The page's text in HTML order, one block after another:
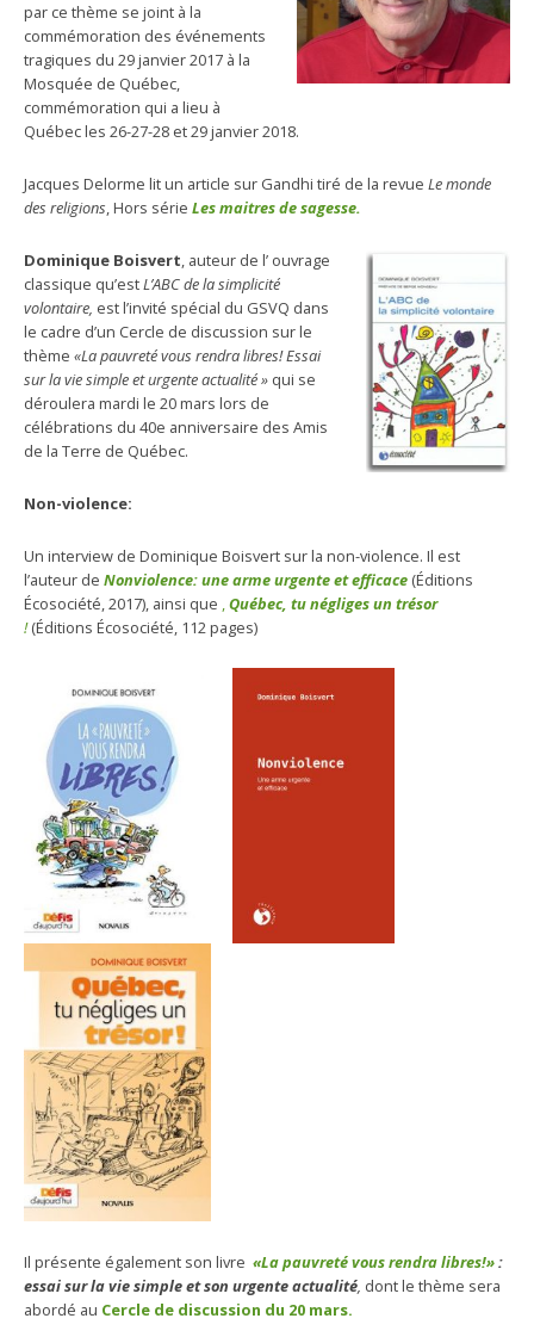
par ce thème se joint à la
commémoration des événements
tragiques du 29 janvier 2017 à la
Mosquée de Québec,
commémoration qui a lieu à
Québec les 26-27-28 et 29 janvier 2018.
Jacques Delorme lit un article sur Gandhi tiré de la revue Le monde
des religions, Hors série Les maitres de sagesse.
Dominique Boisvert, auteur de l’ ouvrage
classique qu’estL’ABC de la simplicité
volontaire, est l’invité spécial du GSVQ dans
le cadre d’un Cercle de discussion sur le
thème «La pauvreté vous rendra libres! Essai
sur la vie simple et urgente actualité » qui se
déroulera mardi le 20 mars lors de
célébrations du 40e anniversaire des Amis
de la Terre de Québec.
Non-violence:
Un interview de Dominique Boisvert sur la non-violence. Il est
l’auteur de Nonviolence: une arme urgente et efficace (Éditions
Écosociété, 2017), ainsi que ,Québec, tu négliges un trésor
! (Éditions Écosociété, 112 pages)
Il présente également son livre «La pauvreté vous rendra libres!»:
essai sur la vie simple et son urgente actualité, dont le thème sera
abordé au Cercle de discussion du 20 mars.